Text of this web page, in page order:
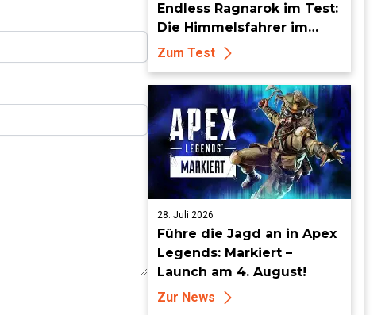
Endless Ragnarok im Test:
Die Himmelsfahrer im
endlosen Endgame
Zum Test
28. Juli 2026
Führe die Jagd an in Apex
Legends: Markiert –
Launch am 4. August!
Zur News